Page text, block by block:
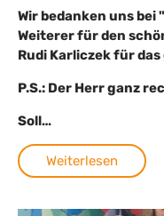
Wir bedanken uns
Weiterer für den
Rudi Karliczek für
P.S.: Der Herr ganz
Soll…
Weiterlesen